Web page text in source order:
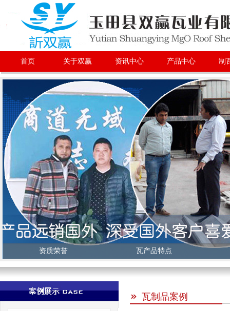
首页 关于双赢 资讯中心 产品中心 制
资质荣誉 瓦产品特点
瓦制品案例